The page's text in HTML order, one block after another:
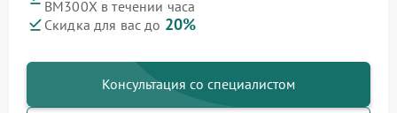
BM300X в течении часа
Скидка для вас до 20%
Консультация со специалистом